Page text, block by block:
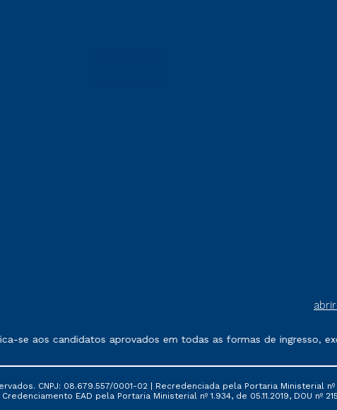
no contrato de prestação de serviços.
se aos candidatos aprovados em todas as formas de ingresso,
CNPJ: 08.679.557/0001-02 | Recredenciada pela Portaria Ministerial nº
EAD pela Portaria Ministerial nº 1.934, de 05.11.2019, DOU nº